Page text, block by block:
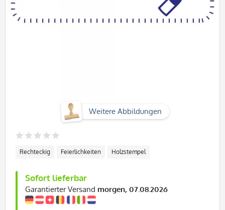
Weitere Abbildungen
Rechteckig Feierlichkeiten Holzstempel
Sofort lieferbar
Garantierter Versand morgen, 07.08.2026